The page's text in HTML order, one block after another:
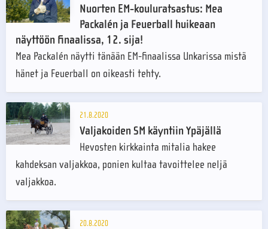
Nuorten EM-kouluratsastus: Mea
Packalén ja Feuerball huikeaan
näyttöön finaalissa, 12. sija!
Mea Packalén näytti tänään EM-finaalissa Unkarissa mistä
hänet ja Feuerball on oikeasti tehty.
21.8.2020
Valjakoiden SM käyntiin Ypäjällä
Hevosten kirkkainta mitalia hakee
kahdeksan valjakkoa, ponien kultaa tavoittelee neljä
valjakkoa.
20.8.2020